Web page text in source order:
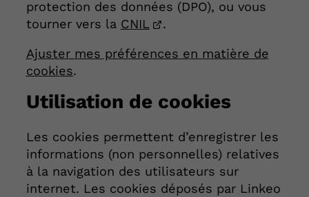
protection des données (DPO), ou vous
tourner vers la CNIL .
Ajuster mes préférences en matière de
cookies.
Utilisation de cookies
Les cookies permettent d’enregistrer les
informations (non personnelles) relatives
à la navigation des utilisateurs sur
internet. Les cookies déposés par Linkeo